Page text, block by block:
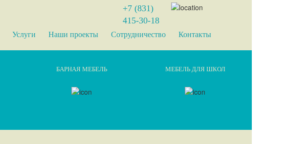
+7 (831)
415-30-18
Услуги Наши проекты Сотрудничество Контакты
БАРНАЯ МЕБЕЛЬ МЕБЕЛЬ ДЛЯ ШКОЛ